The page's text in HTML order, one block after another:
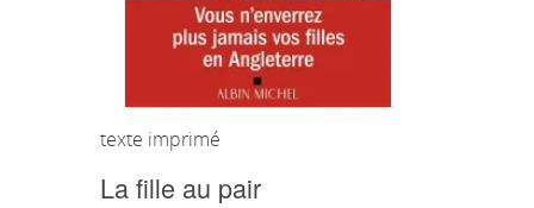
texte imprimé
La fille au pair